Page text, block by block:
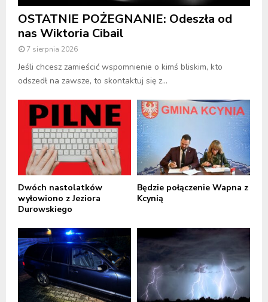
OSTATNIE POŻEGNANIE: Odeszła od
nas Wiktoria Cibail
7 sierpnia 2026
Jeśli chcesz zamieścić wspomnienie o kimś bliskim, kto
odszedł na zawsze, to skontaktuj się z...
Dwóch nastolatków
wyłowiono z Jeziora
Durowskiego
Będzie połączenie Wapna z
Kcynią